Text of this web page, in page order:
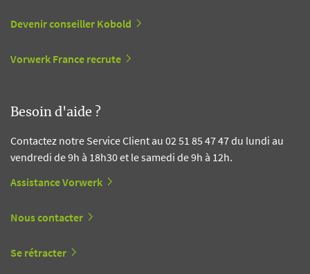
Devenir conseiller Kobold
Vorwerk France recrute
Besoin d'aide ?
Contactez notre Service Client au 02 51 85 47 47 du lundi au
vendredi de 9h à 18h30 et le samedi de 9h à 12h.
Assistance Vorwerk
Nous contacter
Se rétracter